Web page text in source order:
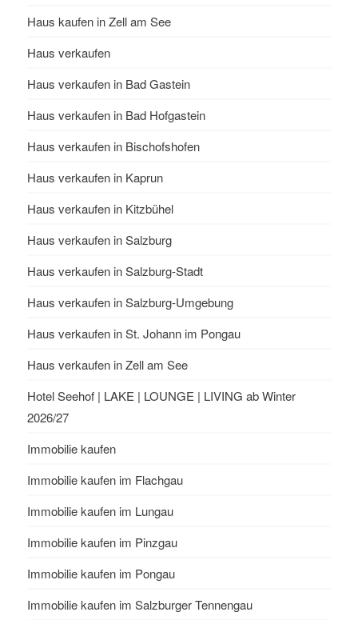
Haus kaufen in Zell am See
Haus verkaufen
Haus verkaufen in Bad Gastein
Haus verkaufen in Bad Hofgastein
Haus verkaufen in Bischofshofen
Haus verkaufen in Kaprun
Haus verkaufen in Kitzbühel
Haus verkaufen in Salzburg
Haus verkaufen in Salzburg-Stadt
Haus verkaufen in Salzburg-Umgebung
Haus verkaufen in St. Johann im Pongau
Haus verkaufen in Zell am See
Hotel Seehof | LAKE | LOUNGE | LIVING ab Winter
2026/27
Immobilie kaufen
Immobilie kaufen im Flachgau
Immobilie kaufen im Lungau
Immobilie kaufen im Pinzgau
Immobilie kaufen im Pongau
Immobilie kaufen im Salzburger Tennengau